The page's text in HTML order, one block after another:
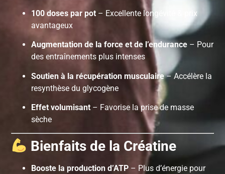
100 doses par pot – Excellente longévité & prix
avantageux
Augmentation de la force et de l’endurance – Pour
des entraînements plus intenses
Soutien à la récupération musculaire– Accélère la
resynthèse du glycogène
Effet volumisant– Favorise la prise de masse
sèche
Bienfaits de la Créatine
Booste la production d’ATP – Plus d’énergie pour